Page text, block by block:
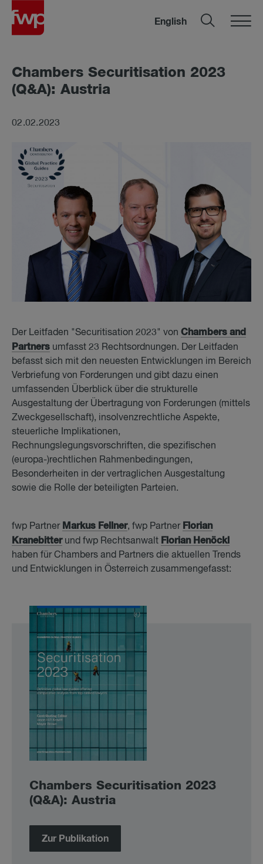
English
Cham­bers Se­cu­ri­ti­sa­ti­on 2023
(Q&A): Aus­tria
02.02.2023
Der Leitfaden "Securitisation 2023" von Chambers and
Partners umfasst 23 Rechtsordnungen. Der Leitfaden
befasst sich mit den neuesten Entwicklungen im Bereich
Verbriefung von Forderungen und gibt dazu einen
umfassenden Überblick über die strukturelle
Ausgestaltung der Übertragung von Forderungen (mittels
Zweckgesellschaft), insolvenzrechtliche Aspekte,
steuerliche Implikationen,
Rechnungslegungsvorschriften, die spezifischen
(europa-)rechtlichen Rahmenbedingungen,
Besonderheiten in der vertraglichen Ausgestaltung
sowie die Rolle der beteiligten Parteien.
fwp Partner Markus Fellner, fwp Partner Florian
Kranebitterund fwp Rechtsanwalt Florian Henöckl
haben für Chambers and Partners die aktuellen Trends
und Entwicklungen in Österreich zusammengefasst:
Cham­bers Se­cu­ri­ti­sa­ti­on 2023
(Q&A): Aus­tria
Zur Publikation